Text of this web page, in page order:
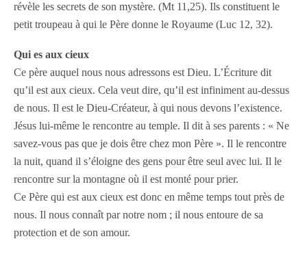
révèle les secrets de son mystère. (Mt 11,25). Ils constituent le
petit troupeau à qui le Père donne le Royaume (Luc 12, 32).
Qui es aux cieux
Ce père auquel nous nous adressons est Dieu. L’Écriture dit
qu’il est aux cieux. Cela veut dire, qu’il est infiniment au-dessus
de nous. Il est le Dieu-Créateur, à qui nous devons l’existence.
Jésus lui-même le rencontre au temple. Il dit à ses parents : « Ne
savez-vous pas que je dois être chez mon Père ». Il le rencontre
la nuit, quand il s’éloigne des gens pour être seul avec lui. Il le
rencontre sur la montagne où il est monté pour prier.
Ce Père qui est aux cieux est donc en même temps tout près de
nous. Il nous connaît par notre nom ; il nous entoure de sa
protection et de son amour.